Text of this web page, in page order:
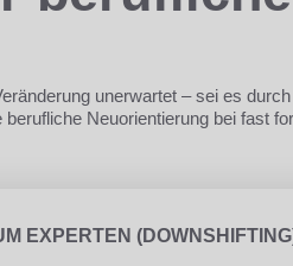
unerwartet – sei es
Neuorientierung bei fast
EXPERTEN